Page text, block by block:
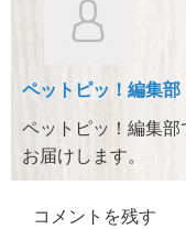
o
k
ペットピッ！編集部
ペットピッ！編集
お届けします。
コメントを残す